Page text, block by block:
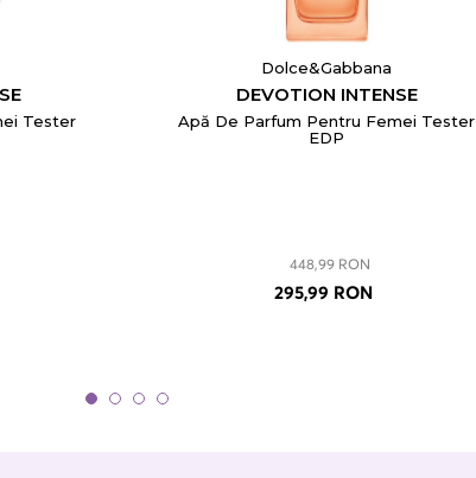
Tester
Dolce&Gabbana
DEVOTION INTENSE
Apă De Parfum Pentru Femei Tester
EDP
448,99 RON
295,99 RON